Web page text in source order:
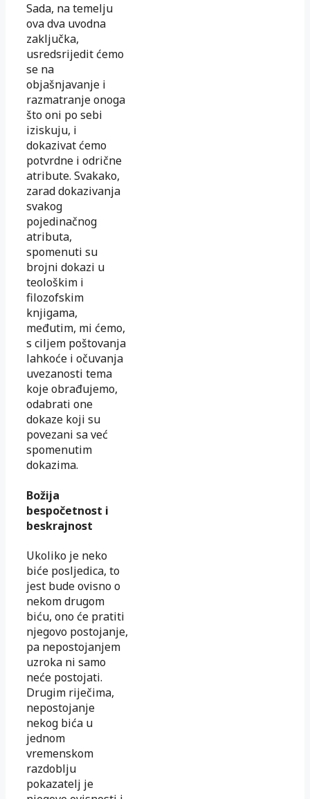
Sada, na temelju
ova dva uvodna
zaključka,
usredsrijedit ćemo
se na
objašnjavanje i
razmatranje onoga
što oni po sebi
iziskuju, i
dokazivat ćemo
potvrdne i odrične
atribute. Svakako,
zarad dokazivanja
svakog
pojedinačnog
atributa,
spomenuti su
brojni dokazi u
teološkim i
filozofskim
knjigama,
međutim, mi ćemo,
s ciljem poštovanja
lahkoće i očuvanja
uvezanosti tema
koje obrađujemo,
odabrati one
dokaze koji su
povezani sa već
spomenutim
dokazima.
Božija
bespočetnost i
beskrajnost
Ukoliko je neko
biće posljedica, to
jest bude ovisno o
nekom drugom
biću, ono će pratiti
njegovo postojanje,
pa nepostojanjem
uzroka ni samo
neće postojati.
Drugim riječima,
nepostojanje
nekog bića u
jednom
vremenskom
razdoblju
pokazatelj je